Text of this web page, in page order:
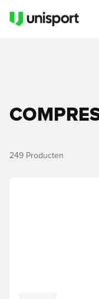
249 Producten